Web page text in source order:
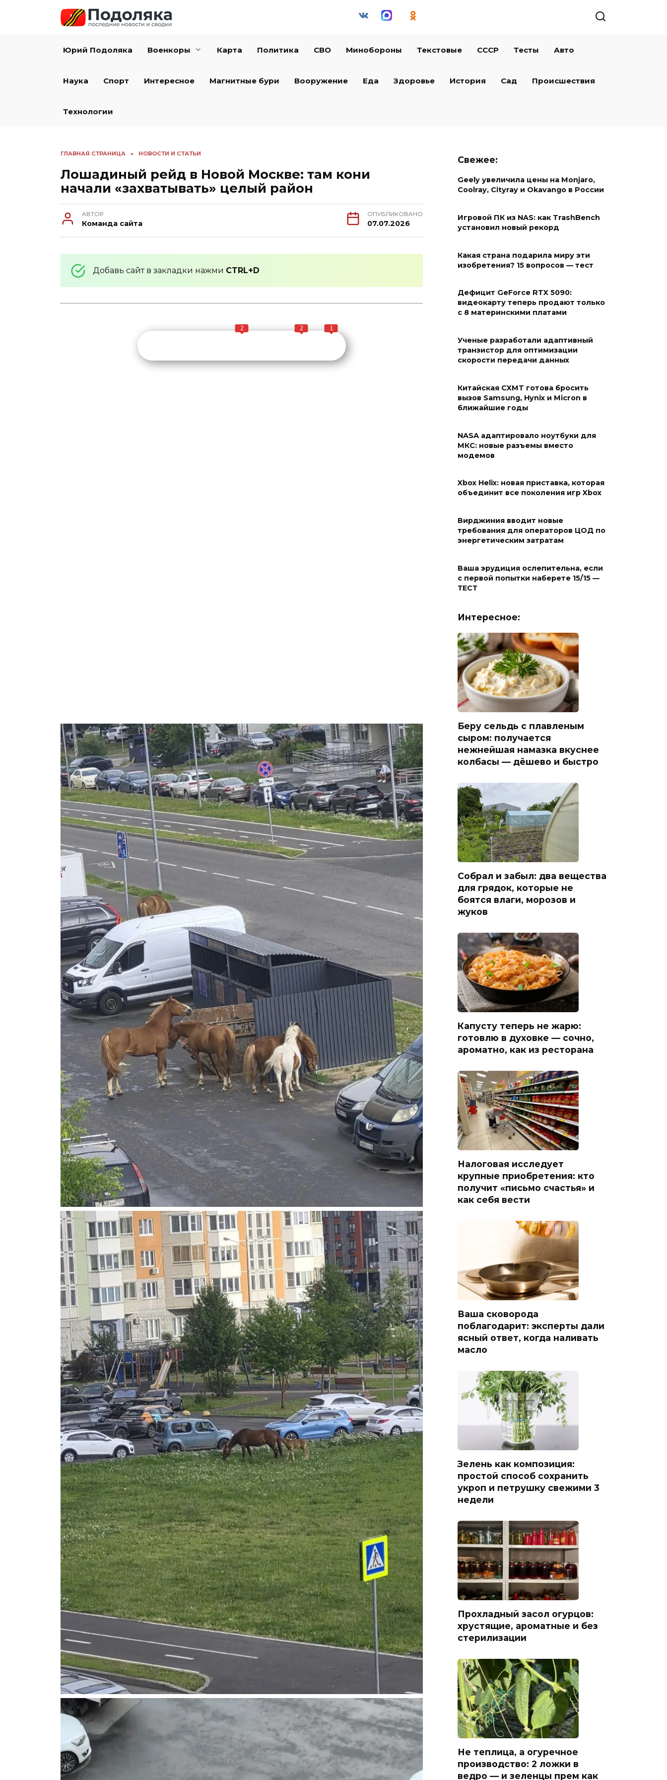
Юрий Подоляка Военкоры Карта Политика СВО Минобороны Текстовые СССР Тесты Авто
Наука Спорт Интересное Магнитные бури Вооружение Еда Здоровье История Сад Происшествия
Технологии
ГЛАВНАЯ СТРАНИЦА » НОВОСТИ И СТАТЬИ
Лошадиный рейд в Новой Москве: там кони
начали «захватывать» целый район
АВТОР
Команда сайта
ОПУБЛИКОВАНО
07.07.2026
Добавь сайт в закладки нажми CTRL+D
2 2 1
Свежее:
Geely увеличила цены на Monjaro,
Coolray, Cityray и Okavango в России
Игровой ПК из NAS: как TrashBench
установил новый рекорд
Какая страна подарила миру эти
изобретения? 15 вопросов — тест
Дефицит GeForce RTX 5090:
видеокарту теперь продают только
с 8 материнскими платами
Ученые разработали адаптивный
транзистор для оптимизации
скорости передачи данных
Китайская CXMT готова бросить
вызов Samsung, Hynix и Micron в
ближайшие годы
NASA адаптировало ноутбуки для
МКС: новые разъемы вместо
модемов
Xbox Helix: новая приставка, которая
объединит все поколения игр Xbox
Вирджиния вводит новые
требования для операторов ЦОД по
энергетическим затратам
Ваша эрудиция ослепительна, если
с первой попытки наберете 15/15 —
ТЕСТ
Интересное:
Беру сельдь с плавленым
сыром: получается
нежнейшая намазка вкуснее
колбасы — дёшево и быстро
Собрал и забыл: два вещества
для грядок, которые не
боятся влаги, морозов и
жуков
Капусту теперь не жарю:
готовлю в духовке — сочно,
ароматно, как из ресторана
Налоговая исследует
крупные приобретения: кто
получит «письмо счастья» и
как себя вести
Ваша сковорода
поблагодарит: эксперты дали
ясный ответ, когда наливать
масло
Зелень как композиция:
простой способ сохранить
укроп и петрушку свежими 3
недели
Прохладный засол огурцов:
хрустящие, ароматные и без
стерилизации
Не теплица, а огуречное
производство: 2 ложки в
ведро — и зеленцы прем как